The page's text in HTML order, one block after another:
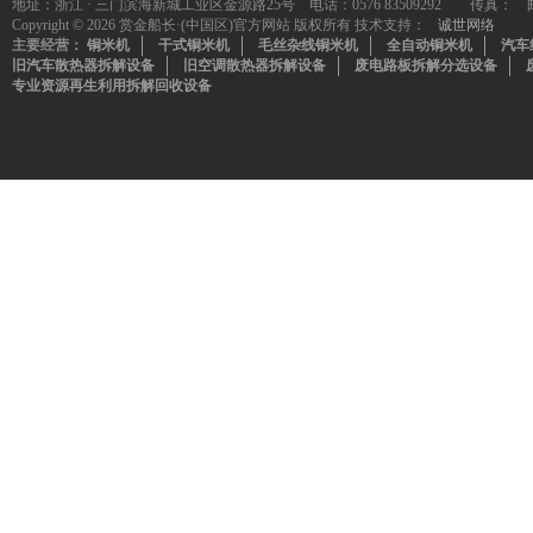
地址：浙江 · 三门滨海新城工业区金源路25号 电话：0576 83509292 传真：
Copyright © 2026 赏金船长·(中国区)官方网站 版权所有 技术支持：
诚世网络
主要经营： 铜米机 干式铜米机 毛丝杂线铜米机 全自动铜米机
汽车
旧汽车散热器拆解设备
旧空调散热器拆解设备 废电路板拆解分选设备
专业资源再生利用拆解回收设备